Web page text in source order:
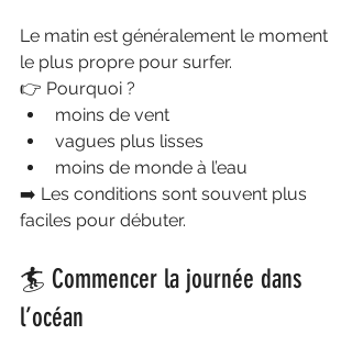
Le matin est généralement le moment
le plus propre pour surfer.
👉 Pourquoi ?
moins de vent
vagues plus lisses
moins de monde à l’eau
➡️ Les conditions sont souvent plus
faciles pour débuter.
🏄 Commencer la journée dans
l’océan